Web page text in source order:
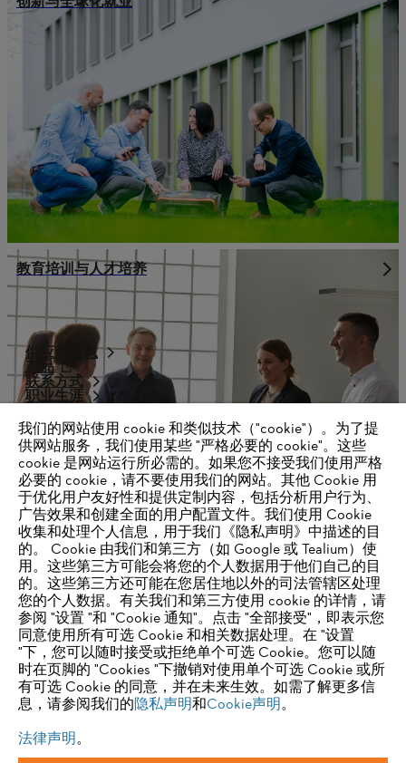
教育培训与人才培养
供应商信息
产品
联系方式
职业生涯
奖项和荣誉
我们的网站使用 cookie 和类似技术（"cookie"）。为了提
供网站服务，我们使用某些 "严格必要的 cookie"。这些
cookie 是网站运行所必需的。如果您不接受我们使用严格
必要的 cookie，请不要使用我们的网站。其他 Cookie 用
于优化用户友好性和提供定制内容，包括分析用户行为、
广告效果和创建全面的用户配置文件。我们使用 Cookie
收集和处理个人信息，用于我们《隐私声明》中描述的目
的。 Cookie 由我们和第三方（如 Google 或 Tealium）使
用。这些第三方可能会将您的个人数据用于他们自己的目
的。这些第三方还可能在您居住地以外的司法管辖区处理
您的个人数据。有关我们和第三方使用 cookie 的详情，请
参阅 "设置 "和 "Cookie 通知"。点击 "全部接受"，即表示您
同意使用所有可选 Cookie 和相关数据处理。在 "设置
"下，您可以随时接受或拒绝单个可选 Cookie。您可以随
时在页脚的 "Cookies "下撤销对使用单个可选 Cookie 或所
有可选 Cookie 的同意，并在未来生效。如需了解更多信
息，请参阅我们的隐私声明和Cookie声明。
法律声明。